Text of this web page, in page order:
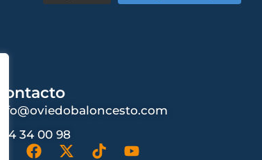
Contacto
info@oviedobaloncesto.com
984 34 00 98